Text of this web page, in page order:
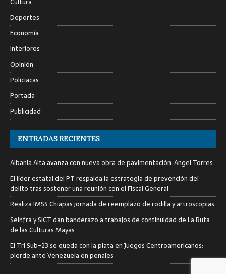
Deportes
Economía
Interiores
Opinión
Policiacas
Portada
Publicidad
ENTRADAS RECIENTES
Albania Alta avanza con nueva obra de pavimentación: Angel Torres
El líder estatal del PT respalda la estrategia de prevención del
delito tras sostener una reunión con el Fiscal General
Realiza IMSS Chiapas jornada de reemplazo de rodilla y artroscopias
Seinfra y SICT dan banderazo a trabajos de continuidad de La Ruta
de las Culturas Mayas
El Tri Sub-23 se queda con la plata en Juegos Centroamericanos;
pierde ante Venezuela en penales